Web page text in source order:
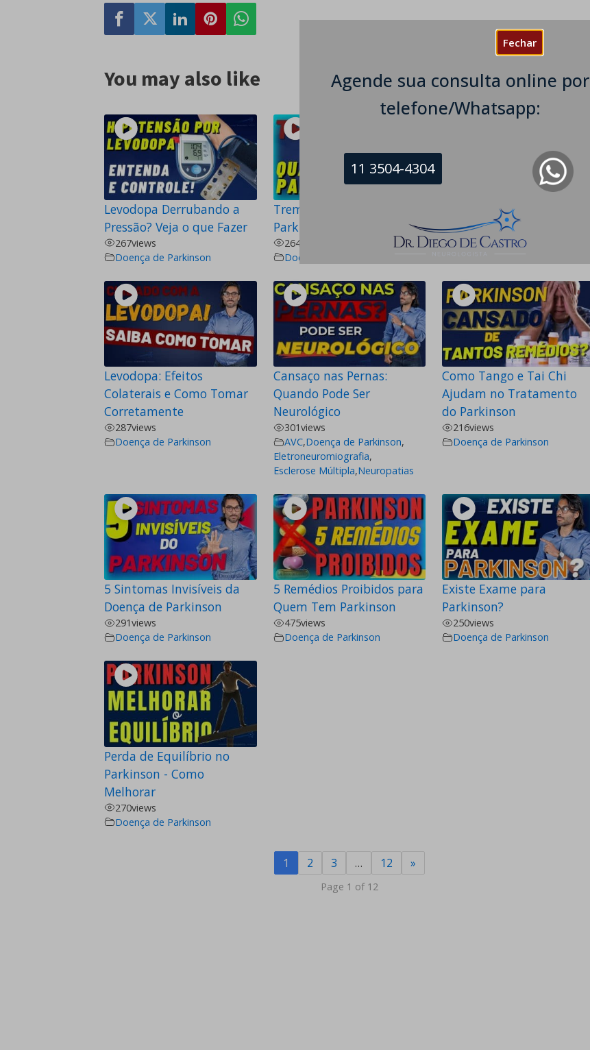
Fechar
Agende sua consulta online por
telefone/Whatsapp:
11 3504-4304
You may also like
Levodopa Derrubando a
Pressão? Veja o que Fazer
267views
Doença de Parkinson
Tremor: Quando Pode Ser
Parkinson?
264
Doença de Parkinson
Prolopa: Como Tomar
Corretamente
354views
Doença de Parkinson
Levodopa: Efeitos
Colaterais e Como Tomar
Corretamente
287views
Doença de Parkinson
Cansaço nas Pernas:
Quando Pode Ser
Neurológico
301views
AVC,Doença de Parkinson,
Eletroneuromiografia,
Esclerose Múltipla,Neuropatias
Como Tango e Tai Chi
Ajudam no Tratamento
do Parkinson
216views
Doença de Parkinson
5 Sintomas Invisíveis da
Doença de Parkinson
291views
Doença de Parkinson
5 Remédios Proibidos para
Quem Tem Parkinson
475views
Doença de Parkinson
Existe Exame para
Parkinson?
250views
Doença de Parkinson
Perda de Equilíbrio no
Parkinson - Como
Melhorar
270views
Doença de Parkinson
1 2 3 … 12 »
Page 1 of 12